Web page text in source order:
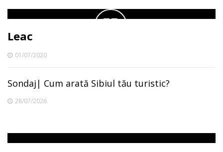
Leac
01/07/2020
Sondaj| Cum arată Sibiul tău turistic?
28/07/2026